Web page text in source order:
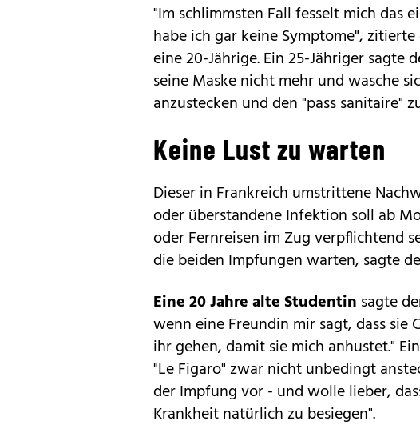
"Im schlimmsten Fall fesselt mich das
habe ich gar keine Symptome",
eine 20-Jährige. Ein 25-Jähriger sagte
seine Maske nicht mehr und wasche
anzustecken und den "pass sanitaire"
Keine Lust zu warten
Dieser in Frankreich umstrittene
oder überstandene Infektion soll ab
oder Fernreisen im Zug verpflichtend
die beiden Impfungen warten, sagte
Eine 20 Jahre alte Studentin sagte
wenn eine Freundin mir sagt, dass sie
ihr gehen, damit sie mich anhustet."
"Le Figaro" zwar nicht unbedingt
der Impfung vor - und wolle lieber,
Krankheit natürlich zu besiegen".